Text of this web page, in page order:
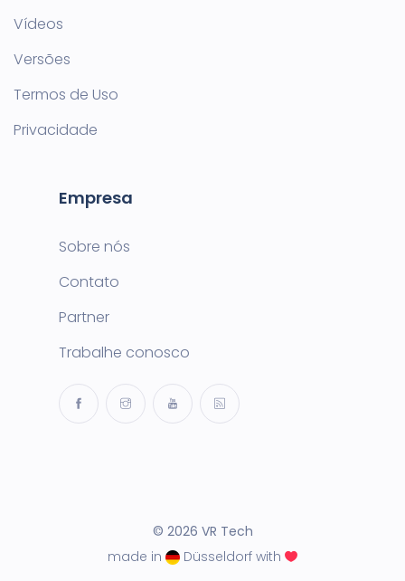
Vídeos
Versões
Termos de Uso
Privacidade
Empresa
Sobre nós
Contato
Partner
Trabalhe conosco
© 2026 VR Tech
made in
Düsseldorf with